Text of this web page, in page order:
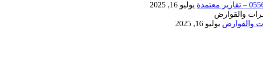
يوليو 16, 2025
يوليو 16, 2025